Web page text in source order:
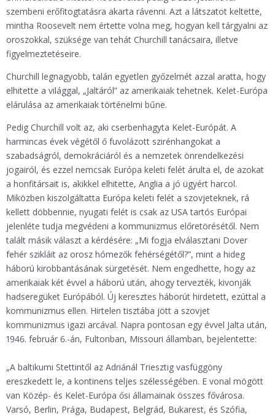
szembeni erőfitogtatásra akarta rávenni. Azt a látszatot keltette,
mintha Roosevelt nem értette volna meg, hogyan kell tárgyalni az
oroszokkal, szüksége van tehát Churchill tanácsaira, illetve
figyelmeztetéseire.
Churchill legnagyobb, talán egyetlen győzelmét azzal aratta, hogy
elhitette a világgal, „Jaltáról” az amerikaiak tehetnek. Kelet-Európa
elárulása az amerikaiak történelmi bűne.
Pedig Churchill volt az, aki cserbenhagyta Kelet-Európát. A
harmincas évek végétől ő fuvolázott szirénhangokat a
szabadságról, demokráciáról és a nemzetek önrendelkezési
jogairól, és ezzel nemcsak Európa keleti felét árulta el, de azokat
a honfitársait is, akikkel elhitette, Anglia a jó ügyért harcol.
Miközben kiszolgáltatta Európa keleti felét a szovjeteknek, rá
kellett döbbennie, nyugati felét is csak az USA tartós Európai
jelenléte tudja megvédeni a kommunizmus előretörésétől. Nem
talált másik választ a kérdésére: „Mi fogja elválasztani Dover
fehér szikláit az orosz hómezők fehérségétől?”, mint a hideg
háború kirobbantásának sürgetését. Nem engedhette, hogy az
amerikaiak két évvel a háború után, ahogy tervezték, kivonják
hadseregüket Európából. Új keresztes háborút hirdetett, ezúttal a
kommunizmus ellen. Hirtelen tisztába jött a szovjet
kommunizmus igazi arcával. Napra pontosan egy évvel Jalta után,
1946. február 6.-án, Fultonban, Missouri államban, bejelentette:
„A baltikumi Stettintől az Adriánál Triesztig vasfüggöny
ereszkedett le, a kontinens teljes szélességében. E vonal mögött
van Közép- és Kelet-Európa ősi államainak összes fővárosa.
Varsó, Berlin, Prága, Budapest, Belgrád, Bukarest, és Szófia,